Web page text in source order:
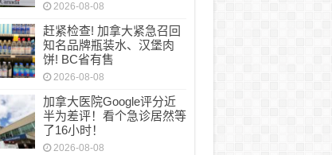
2026-08-08
赶紧检查! 加拿大紧急召回
知名品牌瓶装水、汉堡肉
饼! BC省有售
2026-08-08
加拿大医院Google评分近
半为差评！看个急诊居然等
了16小时！
2026-08-08